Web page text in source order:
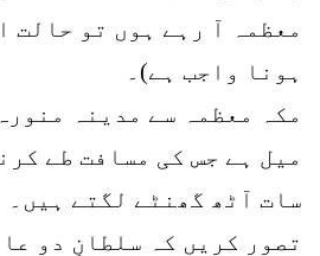
معظمہ آ رہے ہوں تو حالت
ہونا واجب ہے)۔
میل ہے جس کی مسافت طے
سات آٹھ گھنٹے لگتے ہیں۔
تصور کریں کہ سلطانِ دو